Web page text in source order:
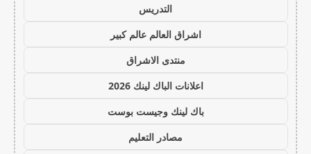
التدريس
اشراق العالم عالم كبير
منتدى الاشراق
اعلانات الباك لينك 2026
باك لينك وجيست بوست
مصادر التعليم